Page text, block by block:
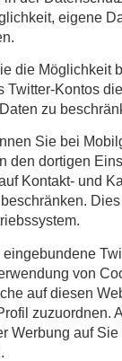
eigene
die Möglichkeit
Twitter-Kontos
zu
Sie bei
den dortigen
Kontakt- und
von
auf diesen
zuzuordnen.
Werbung auf